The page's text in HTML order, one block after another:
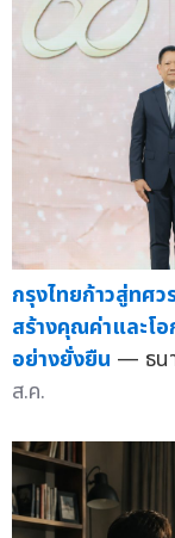
กรุงไทยก้าวสู่ทศ
สร้างคุณค่าและโ
อย่างยั่งยืน — ธน
ส.ค.